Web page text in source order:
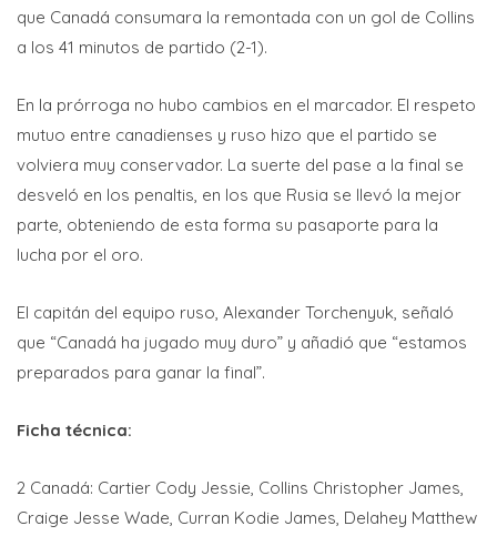
que Canadá consumara la remontada con un gol de Collins
a los 41 minutos de partido (2-1).
En la prórroga no hubo cambios en el marcador. El respeto
mutuo entre canadienses y ruso hizo que el partido se
volviera muy conservador. La suerte del pase a la final se
desveló en los penaltis, en los que Rusia se llevó la mejor
parte, obteniendo de esta forma su pasaporte para la
lucha por el oro.
El capitán del equipo ruso, Alexander Torchenyuk, señaló
que “Canadá ha jugado muy duro” y añadió que “estamos
preparados para ganar la final”.
Ficha técnica:
2 Canadá: Cartier Cody Jessie, Collins Christopher James,
Craige Jesse Wade, Curran Kodie James, Delahey Matthew